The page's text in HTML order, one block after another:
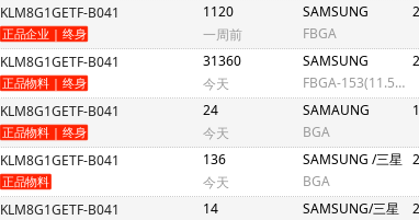
KLM8G1GETF-B041
1120
一周前
SAMSUNG
FBGA
KLM8G1GETF-B041
31360
今天
SAMSUNG
FBGA-153(11.5X13)
KLM8G1GETF-B041
24
今天
SAMAUNG
BGA
KLM8G1GETF-B041
136
今天
SAMSUNG /三星
BGA
KLM8G1GETF-B041
14
SAMSUNG/三星